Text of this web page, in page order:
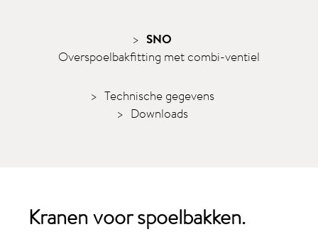
SNO
Overspoelbakfitting met combi-ventiel
Technische gegevens
Downloads
Kranen voorspoelbakken.